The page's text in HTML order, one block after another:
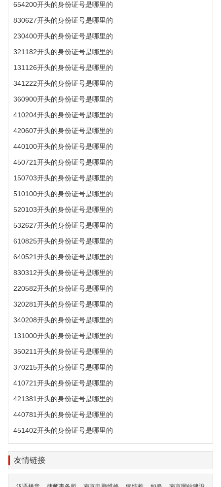
654200开头的身份证号是哪里的
830627开头的身份证号是哪里的
230400开头的身份证号是哪里的
321182开头的身份证号是哪里的
131126开头的身份证号是哪里的
341222开头的身份证号是哪里的
360900开头的身份证号是哪里的
410204开头的身份证号是哪里的
420607开头的身份证号是哪里的
440100开头的身份证号是哪里的
450721开头的身份证号是哪里的
150703开头的身份证号是哪里的
510100开头的身份证号是哪里的
520103开头的身份证号是哪里的
532627开头的身份证号是哪里的
610825开头的身份证号是哪里的
640521开头的身份证号是哪里的
830312开头的身份证号是哪里的
220582开头的身份证号是哪里的
320281开头的身份证号是哪里的
340208开头的身份证号是哪里的
131000开头的身份证号是哪里的
350211开头的身份证号是哪里的
370215开头的身份证号是哪里的
410721开头的身份证号是哪里的
421381开头的身份证号是哪里的
440781开头的身份证号是哪里的
451402开头的身份证号是哪里的
友情链接